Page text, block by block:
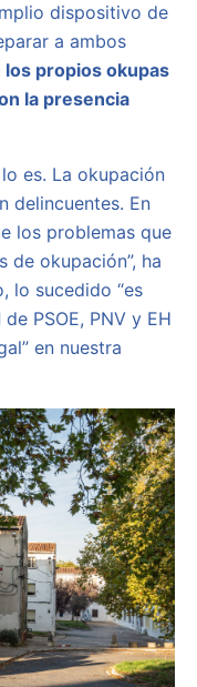
dispositivo de
a ambos
propios okupas
la presencia
es. La okupación
delincuentes. En
los problemas que
okupación”, ha
lo sucedido “es
de PSOE, PNV y EH
en nuestra